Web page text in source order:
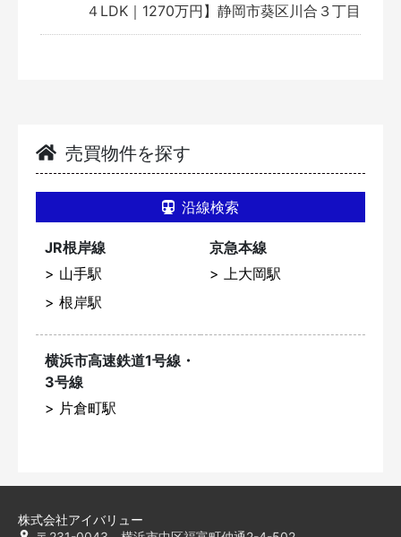
売買物件を探す
沿線検索
JR根岸線
山手駅
根岸駅
京急本線
上大岡駅
横浜市高速鉄道1号線・
3号線
片倉町駅
４LDK｜1270万円】静岡市葵区川合３丁目
株式会社アイバリュー